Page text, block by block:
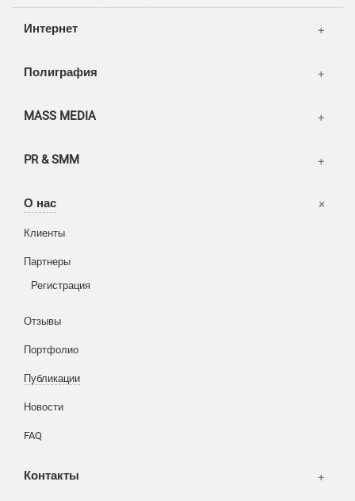
Интернет
Полиграфия
MASS MEDIA
PR & SMM
О нас
Клиенты
Партнеры
Регистрация
Отзывы
Портфолио
Публикации
Новости
FAQ
Контакты
Офисы
Корзина
Вход
Написать тикет
Разное
WEB и технологии
SEO & PR
Печать и полиграфия